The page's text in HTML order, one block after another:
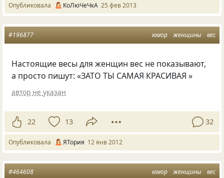
Опубликовала КоЛюЧеЧкА 25 фев 2013
юмор женщины вес
#196877
Настоящие весы для женщин вес не показывают,
а просто пишут: «ЗАТО ТЫ САМАЯ КРАСИВАЯ »
автор не указан
22 13 32
Опубликовала ЯТория 12 янв 2012
юмор женщины вес
#464608